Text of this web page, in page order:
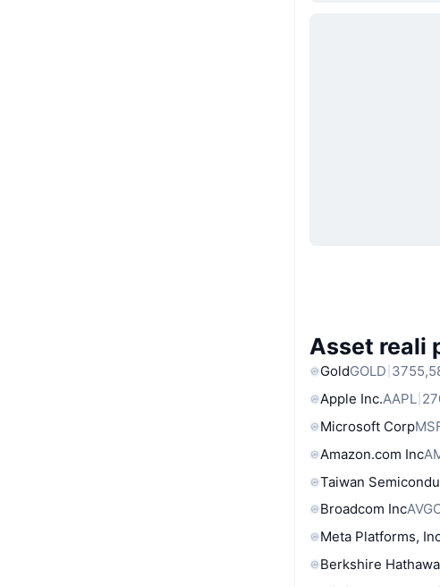
Asset reali
GoldGOLD
Apple Inc.AAPL
Microsoft Corp
Amazon.com Inc
Taiwan
Broadcom Inc
Meta Platforms,
Berkshire